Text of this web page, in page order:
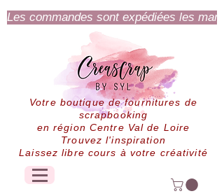
Les commandes sont expédiées les
Votre boutique de fournitures de
scrapbooking
en région Centre Val de Loire
Trouvez l'inspiration
Laissez libre cours à votre créativité